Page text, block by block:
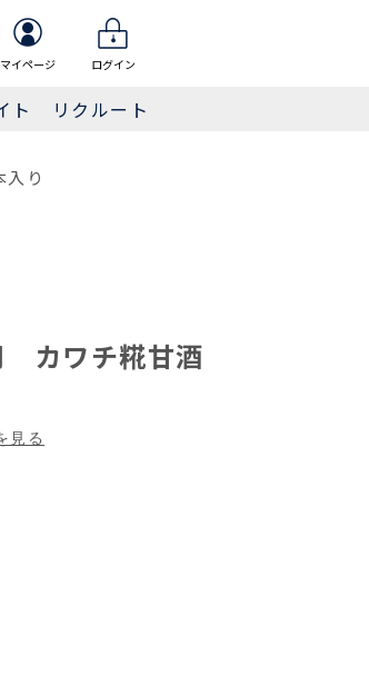
マイページ ログイン
ト リクルート
り
カワチ糀甘酒
見る